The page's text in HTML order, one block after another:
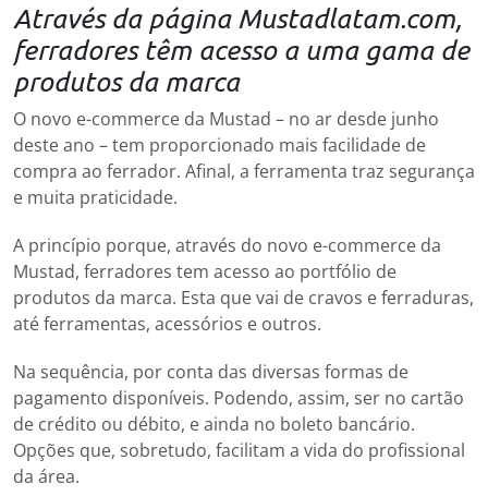
Através da página Mustadlatam.com,
ferradores têm acesso a uma gama de
produtos da marca
O novo e-commerce da Mustad – no ar desde junho
deste ano – tem proporcionado mais facilidade de
compra ao ferrador. Afinal, a ferramenta traz segurança
e muita praticidade.
A princípio porque, através do novo e-commerce da
Mustad, ferradores tem acesso ao portfólio de
produtos da marca. Esta que vai de cravos e ferraduras,
até ferramentas, acessórios e outros.
Na sequência, por conta das diversas formas de
pagamento disponíveis. Podendo, assim, ser no cartão
de crédito ou débito, e ainda no boleto bancário.
Opções que, sobretudo, facilitam a vida do profissional
da área.